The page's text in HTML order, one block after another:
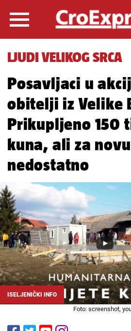
LJUDI VELIKOG SRCA
Posavljaci u
obitelji iz Velike
Prikupljeno 150
kuna, ali za
nedostatno
ISELJENIČKI INFO
Foto: screenshot,